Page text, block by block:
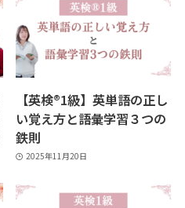
【英検®️1級】英単語の正し
い覚え方と語彙学習３つの
鉄則
2025年11月20日